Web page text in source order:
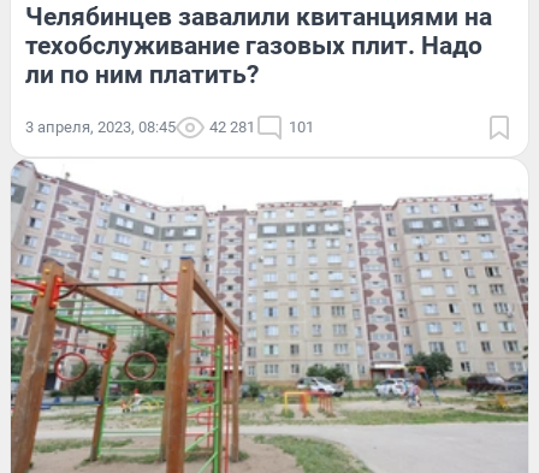
Челябинцев завалили квитанциями на
техобслуживание газовых плит. Надо
ли по ним платить?
3 апреля, 2023, 08:45 42 281 101